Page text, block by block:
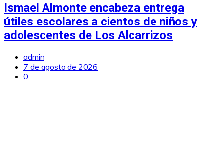
Ismael Almonte encabeza entrega
útiles escolares a cientos de niños y
adolescentes de Los Alcarrizos
admin
7 de agosto de 2026
0